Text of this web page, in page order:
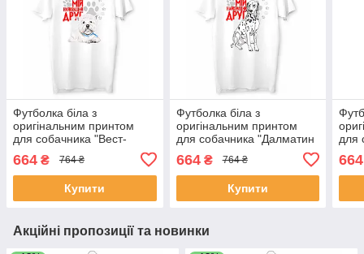
Футболка біла з
оригінальним принтом
для собачника "Вест-
хайленд-уайт-терьер Мій
найкращий друг" Push IT
664 ₴ 764 ₴
Купити
Футболка біла з
оригінальним принтом
для собачника "Далматин
Мій найкращий друг" Push
IT
664₴ 764 ₴
Купити
для
664
Акційні пропозиції та новинки